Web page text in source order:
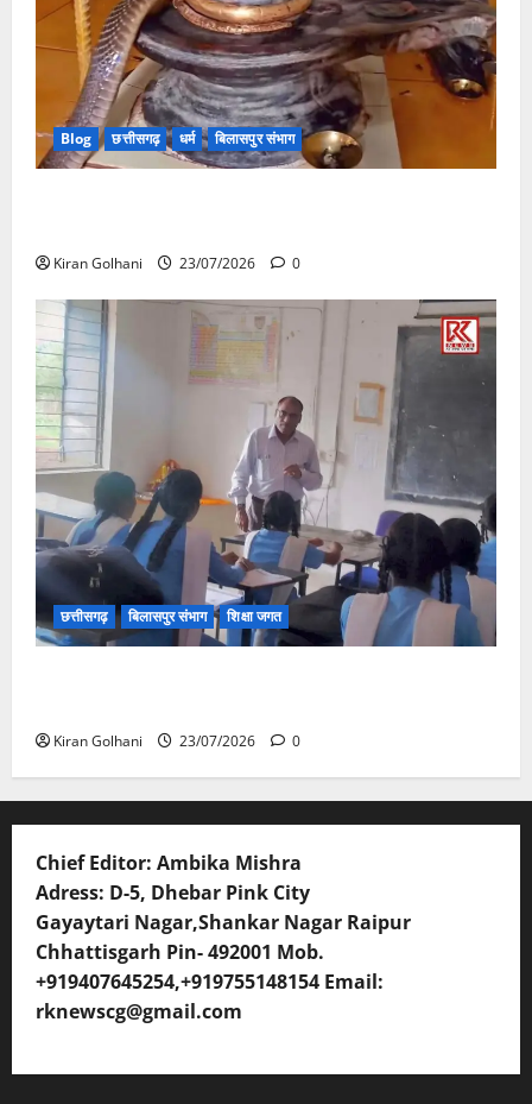
Blog छत्तीसगढ़ धर्म बिलासपुर संभाग
Kiran Golhani 23/07/2026 0
छत्तीसगढ़ बिलासपुर संभाग शिक्षा जगत
Kiran Golhani 23/07/2026 0
Chief Editor: Ambika Mishra
Adress: D-5, Dhebar Pink City
Gayaytari Nagar,Shankar Nagar Raipur
Chhattisgarh Pin- 492001 Mob.
+919407645254,+919755148154 Email:
rknewscg@gmail.com